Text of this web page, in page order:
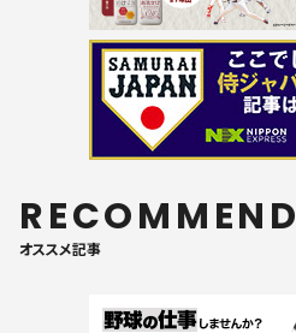
RECOMMEND
オススメ記事